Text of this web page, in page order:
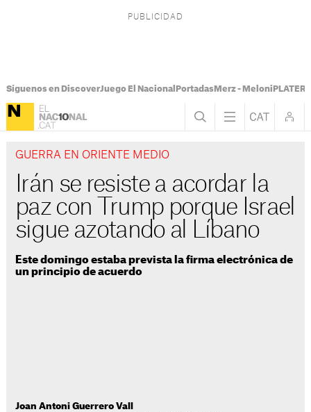
Síguenos en DiscoverJuego El Nacional PortadasMerz - Meloni
GUERRA EN ORIENTE MEDIO
Irán se resiste a acordar la
paz con Trump porque Israel
sigue azotando al Líbano
Este domingo estaba prevista la firma electrónica de
un principio de acuerdo
Joan Antoni Guerrero Vall